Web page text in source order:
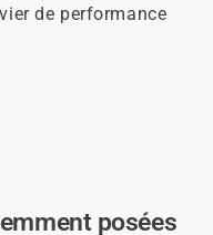
de performance
posées